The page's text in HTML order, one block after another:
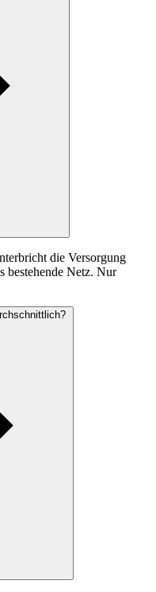
die Versorgung
bestehende Netz. Nur